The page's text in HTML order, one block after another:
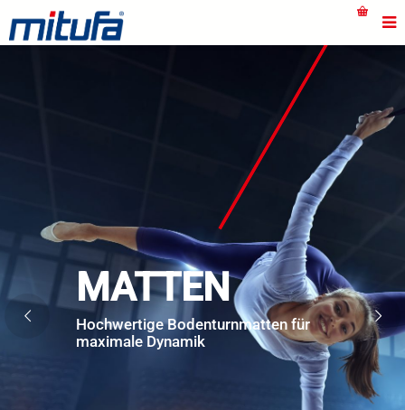
MATTEN
Hochwertige Bodenturnmatten für
maximale Dynamik